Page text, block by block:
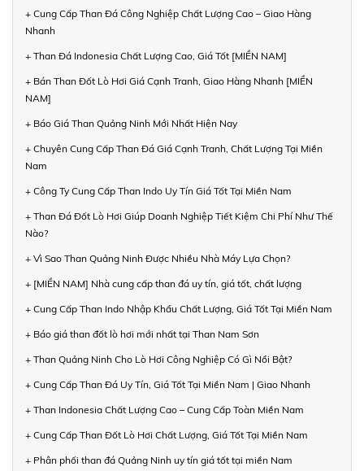
+ Cung Cấp Than Đá Công Nghiệp Chất Lượng Cao – Giao Hàng
Nhanh
+ Than Đá Indonesia Chất Lượng Cao, Giá Tốt [MIỀN NAM]
+ Bán Than Đốt Lò Hơi Giá Cạnh Tranh, Giao Hàng Nhanh [MIỀN
NAM]
+ Báo Giá Than Quảng Ninh Mới Nhất Hiện Nay
+ Chuyên Cung Cấp Than Đá Giá Cạnh Tranh, Chất Lượng Tại Miền
Nam
+ Công Ty Cung Cấp Than Indo Uy Tín Giá Tốt Tại Miền Nam
+ Than Đá Đốt Lò Hơi Giúp Doanh Nghiệp Tiết Kiệm Chi Phí Như Thế
Nào?
+ Vì Sao Than Quảng Ninh Được Nhiều Nhà Máy Lựa Chọn?
+ [MIỀN NAM] Nhà cung cấp than đá uy tín, giá tốt, chất lượng
+ Cung Cấp Than Indo Nhập Khẩu Chất Lượng, Giá Tốt Tại Miền Nam
+ Báo giá than đốt lò hơi mới nhất tại Than Nam Sơn
+ Than Quảng Ninh Cho Lò Hơi Công Nghiệp Có Gì Nổi Bật?
+ Cung Cấp Than Đá Uy Tín, Giá Tốt Tại Miền Nam | Giao Nhanh
+ Than Indonesia Chất Lượng Cao – Cung Cấp Toàn Miền Nam
+ Cung Cấp Than Đốt Lò Hơi Chất Lượng, Giá Tốt Tại Miền Nam
+ Phân phối than đá Quảng Ninh uy tín giá tốt tại miền Nam